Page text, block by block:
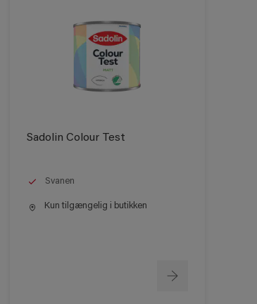
Sadolin Colour Test
Svanen
Kun tilgængelig i butikken